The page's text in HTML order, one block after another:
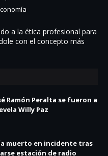
a la ética profesional para
con el concepto más
Ramón Peralta se fueron a
Willy Paz
muerto en incidente tras
estación de radio